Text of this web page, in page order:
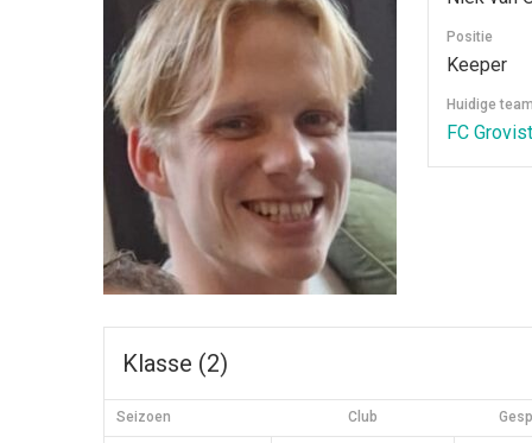
Positie
Keeper
Huidige team
FC
Klasse (2)
Seizoen Club